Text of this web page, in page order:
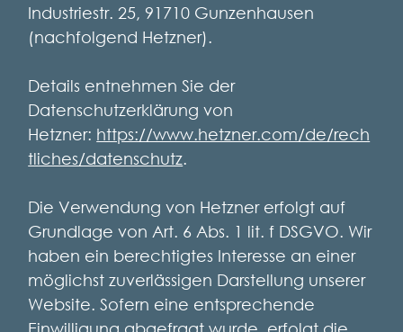
Industriestr. 25, 91710 Gunzenhausen
(nachfolgend Hetzner).
Details entnehmen Sie der
Datenschutzerklärung von
Hetzner: https://www.hetzner.com/de/rech
tliches/datenschutz.
Die Verwendung von Hetzner erfolgt auf
Grundlage von Art. 6 Abs. 1 lit. f DSGVO. Wir
haben ein berechtigtes Interesse an einer
möglichst zuverlässigen Darstellung unserer
Website. Sofern eine entsprechende